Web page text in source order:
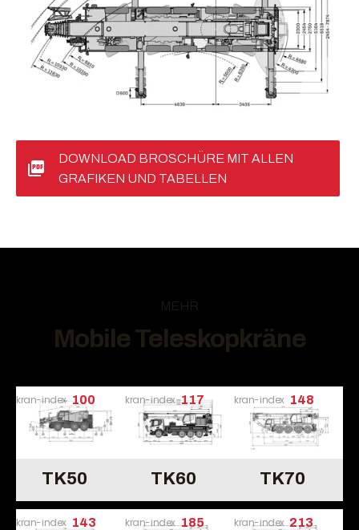
DOWNLOAD BROSCHÜRE MIT ALLEN
GRAFIKEN UND TABELLEN
MEHR
Mobile Teleskopkräne
kran-index 100
TK50
kran-index 117
TK60
kran-index 148
TK70
kran-index 143 kran-index 185 kran-index 213